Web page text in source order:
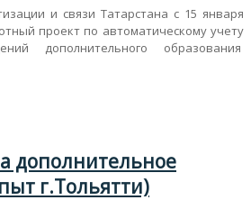
и связи Татарстана с 15 января
проект по автоматическому учету
дополнительного образования
дополнительное
г.Тольятти)